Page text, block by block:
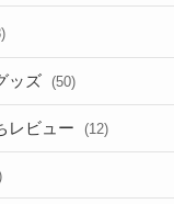
ッズ (50)
レビュー (12)